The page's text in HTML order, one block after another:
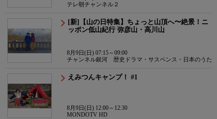
テレ朝チャンネル２
[新]【山の日特集】ちょっと山頂へ〜絶景！ニ
ッポン低山紀行 弥彦山・高川山
8月9日(日) 07:15～09:00
チャンネル銀河 歴史ドラマ・サスペンス・日本のうた
えみつんキャンプ！ #1
8月9日(日) 12:00～12:30
MONDOTV HD